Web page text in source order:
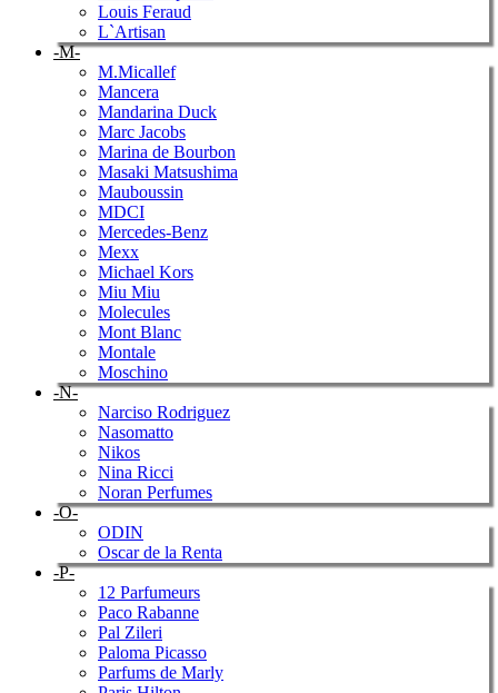
Louis Feraud
L`Artisan
-M-
M.Micallef
Mancera
Mandarina Duck
Marc Jacobs
Marina de Bourbon
Masaki Matsushima
Mauboussin
MDCI
Mercedes-Benz
Mexx
Michael Kors
Miu Miu
Molecules
Mont Blanc
Montale
Moschino
-N-
Narciso Rodriguez
Nasomatto
Nikos
Nina Ricci
Noran Perfumes
-O-
ODIN
Oscar de la Renta
-P-
12 Parfumeurs
Paco Rabanne
Pal Zileri
Paloma Picasso
Parfums de Marly